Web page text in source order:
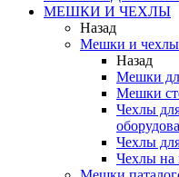
МЕШКИ И ЧЕХЛЫ
Назад
Мешки и чехлы
Назад
Мешки
Мешки
Чехлы
Чехлы
Чехлы на